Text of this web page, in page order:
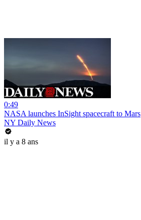
0:49
NASA launches InSight spacecraft to Mars
NY Daily News
il y a 8 ans